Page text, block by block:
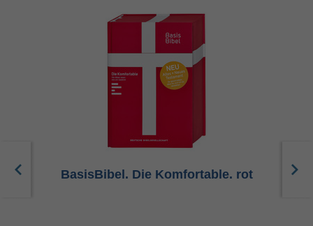
BasisBibel. Die Komfortable. rot